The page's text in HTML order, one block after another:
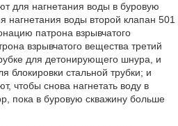
для нагнетания воды в буровую
нагнетания воды второй клапан 501
патрона взрывчатого
взрывчатого вещества третий
для детонирующего шнура, и
блокировки стальной трубки; и
чтобы снова нагнетать воду в
пока в буровую скважину больше